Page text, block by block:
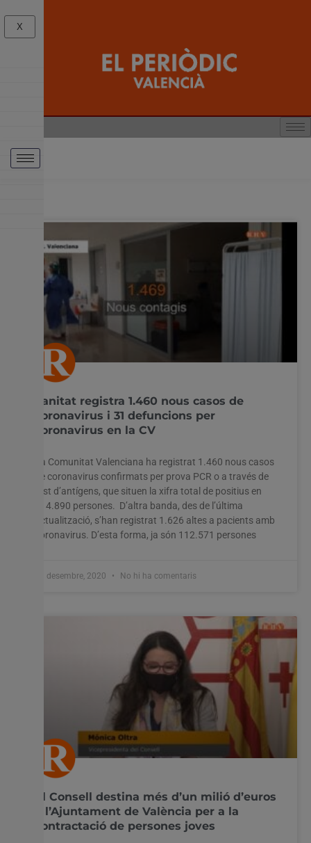
Sanitat registra 1.460 nous casos de
coronavirus i 31 defuncions per
coronavirus en la CV
La Comunitat Valenciana ha registrat 1.460 nous casos
de coronavirus confirmats per prova PCR o a través de
test d’antígens, que situen la xifra total de positius en
114.890 persones. D’altra banda, des de l’última
actualització, s’han registrat 1.626 altes a pacients amb
coronavirus. D’esta forma, ja són 112.571 persones
11 desembre, 2020 No hi ha comentaris
El Consell destina més d’un milió d’euros
a l’Ajuntament de València per a la
contractació de persones joves